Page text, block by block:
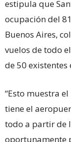
estipula que
ocupación del
Buenos Aires,
vuelos de todo
de 50
“Esto muestra
tiene el
todo a partir de
oportunamente